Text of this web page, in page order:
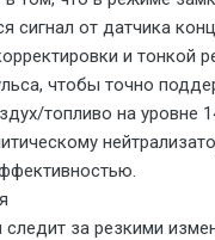
сигнал от датчика
и тонкой
чтобы точно
топливо на уровне
следит за резкими